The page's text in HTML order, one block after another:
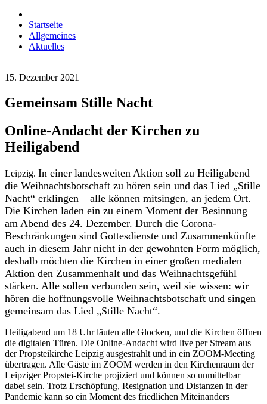
Startseite
Allgemeines
Aktuelles
15. Dezember 2021
Gemeinsam Stille Nacht
Online-Andacht der Kirchen zu
Heiligabend
Leipzig. In einer landesweiten Aktion soll zu Heiligabend
die Weihnachtsbotschaft zu hören sein und das Lied „Stille
Nacht“ erklingen – alle können mitsingen, an jedem Ort.
Die Kirchen laden ein zu einem Moment der Besinnung
am Abend des 24. Dezember. Durch die Corona-
Beschränkungen sind Gottesdienste und Zusammenkünfte
auch in diesem Jahr nicht in der gewohnten Form möglich,
deshalb möchten die Kirchen in einer großen medialen
Aktion den Zusammenhalt und das Weihnachtsgefühl
stärken. Alle sollen verbunden sein, weil sie wissen: wir
hören die hoffnungsvolle Weihnachtsbotschaft und singen
gemeinsam das Lied „Stille Nacht“.
Heiligabend um 18 Uhr läuten alle Glocken, und die Kirchen öffnen
die digitalen Türen. Die Online-Andacht wird live per Stream aus
der Propsteikirche Leipzig ausgestrahlt und in ein ZOOM-Meeting
übertragen. Alle Gäste im ZOOM werden in den Kirchenraum der
Leipziger Propstei-Kirche projiziert und können so unmittelbar
dabei sein. Trotz Erschöpfung, Resignation und Distanzen in der
Pandemie kann so ein Moment des friedlichen Miteinanders